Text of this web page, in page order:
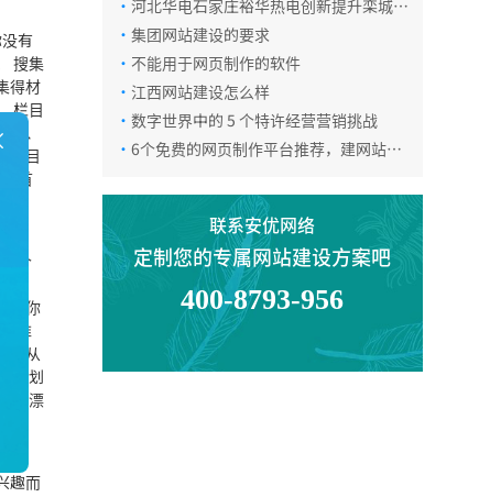
有
搜集
得材
栏目
、
，目
首
个
在你
难
以从
规划
座漂
趣而
· 河北华电石家庄裕华热电创新提升栾城管
网运维水平
· 集团网站建设的要求
· 不能用于网页制作的软件
· 江西网站建设怎么样
· 数字世界中的 5 个特许经营营销挑战
· 6个免费的网页制作平台推荐，建网站的
联系安优网络
定制您的专属网站建设方案吧
400-8793-956
电话咨询